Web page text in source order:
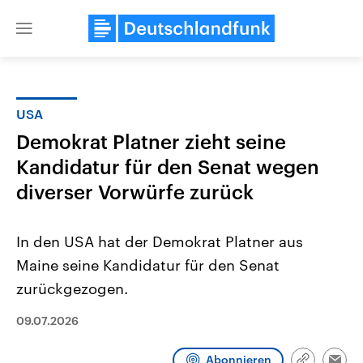
Close
Landtagswahl Sachsen-Anhalt
2026
Sachsen-Anhalt wählt am 6.
Bundesland von einer Koalition aus
den mächtigsten Ländern
mit großem Einfluss auf
USA
Demokrat Platner zieht seine
Kandidatur für den Senat wegen
diverser Vorwürfe zurück
In den USA hat der Demokrat Platner aus
Maine seine Kandidatur für den Senat
zurückgezogen.
09.07.2026
Abonnieren